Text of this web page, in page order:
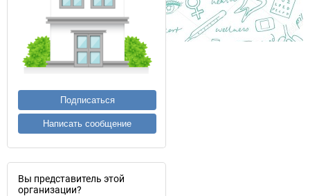
Подписаться
Написать сообщение
Вы представитель этой
организации?